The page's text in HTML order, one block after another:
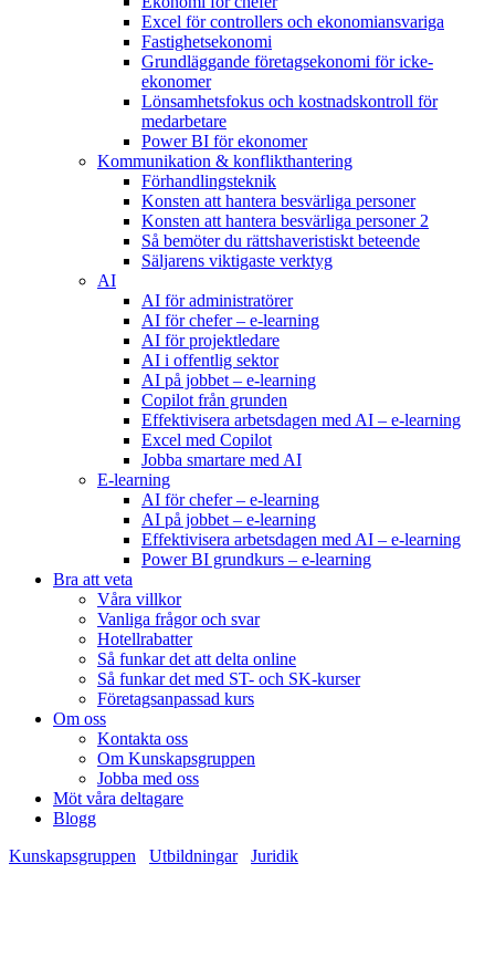
Excel för controllers och ekonomiansvariga
Fastighetsekonomi
Grundläggande företagsekonomi för icke-
ekonomer
Lönsamhetsfokus och kostnadskontroll för
medarbetare
Power BI för ekonomer
Kommunikation & konflikthantering
Förhandlingsteknik
Konsten att hantera besvärliga personer
Konsten att hantera besvärliga personer 2
Så bemöter du rättshaveristiskt beteende
Säljarens viktigaste verktyg
AI
AI för administratörer
AI för chefer – e-learning
AI för projektledare
AI i offentlig sektor
AI på jobbet – e-learning
Copilot från grunden
Effektivisera arbetsdagen med AI – e-learning
Excel med Copilot
Jobba smartare med AI
E-learning
AI för chefer – e-learning
AI på jobbet – e-learning
Effektivisera arbetsdagen med AI – e-learning
Power BI grundkurs – e-learning
Bra att veta
Våra villkor
Vanliga frågor och svar
Hotellrabatter
Så funkar det att delta online
Så funkar det med ST- och SK-kurser
Företagsanpassad kurs
Om oss
Kontakta oss
Om Kunskapsgruppen
Jobba med oss
Möt våra deltagare
Blogg
Kunskapsgruppen
Utbildningar/ Juridik